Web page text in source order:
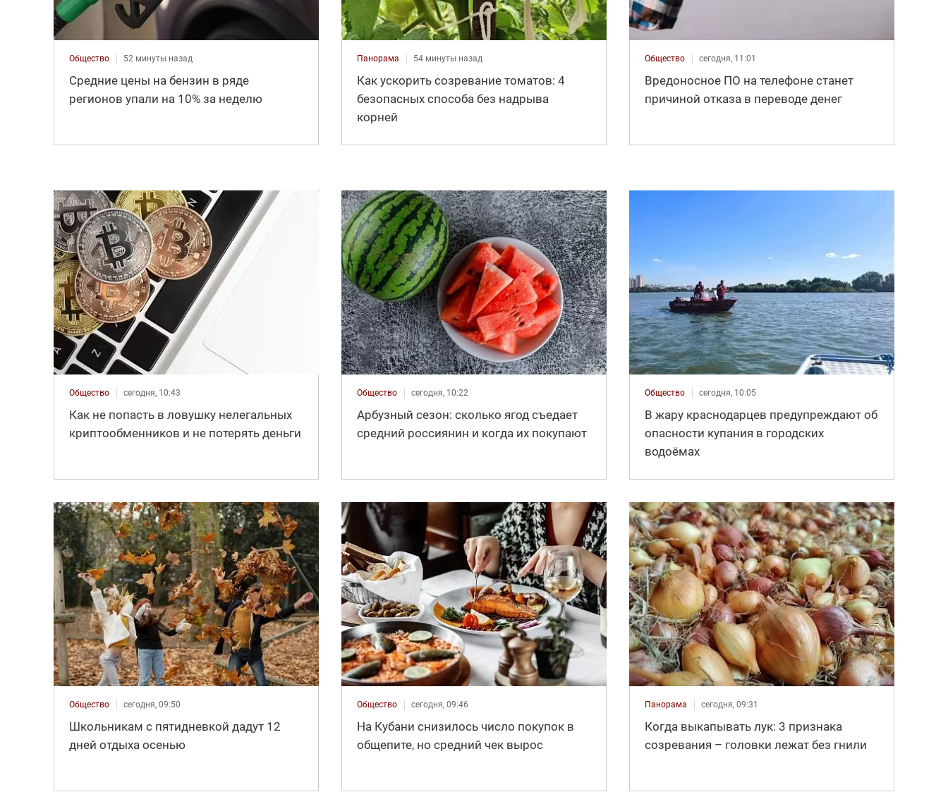
Общество 52 минуты назад
Средние цены на бензин в ряде
регионов упали на 10% за неделю
Панорама 54 минуты назад
Как ускорить созревание томатов: 4
безопасных способа без надрыва
корней
Общество сегодня, 11:01
Вредоносное ПО на телефоне станет
причиной отказа в переводе денег
Общество сегодня, 10:43
Как не попасть в ловушку нелегальных
криптообменников и не потерять деньги
Общество сегодня, 10:22
Арбузный сезон: сколько ягод съедает
средний россиянин и когда их покупают
Общество сегодня, 10:05
В жару краснодарцев предупреждают об
опасности купания в городских
водоёмах
Общество сегодня, 09:50
Школьникам с пятидневкой дадут 12
дней отдыха осенью
Общество сегодня, 09:46
На Кубани снизилось число покупок в
общепите, но средний чек вырос
Панорама сегодня, 09:31
Когда выкапывать лук: 3 признака
созревания – головки лежат без гнили